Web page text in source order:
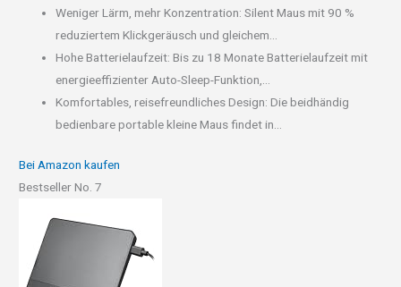
Weniger Lärm, mehr Konzentration: Silent Maus mit 90 %
reduziertem Klickgeräusch und gleichem...
Hohe Batterielaufzeit: Bis zu 18 Monate Batterielaufzeit mit
energieeffizienter Auto-Sleep-Funktion,...
Komfortables, reisefreundliches Design: Die beidhändig
bedienbare portable kleine Maus findet in...
Bei Amazon kaufen
Bestseller No. 7